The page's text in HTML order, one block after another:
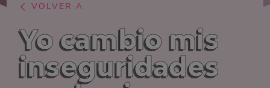
VOLVER A
Yo cambio mis
inseguridades